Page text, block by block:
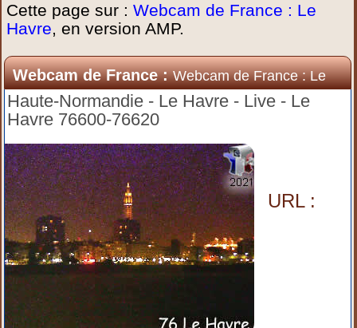
Cette page sur :Webcam de France : Le
Havre, en version AMP.
Webcam de France :Webcam de France : Le
Havre
Haute-Normandie - Le Havre - Live - Le
Havre 76600-76620
URL :